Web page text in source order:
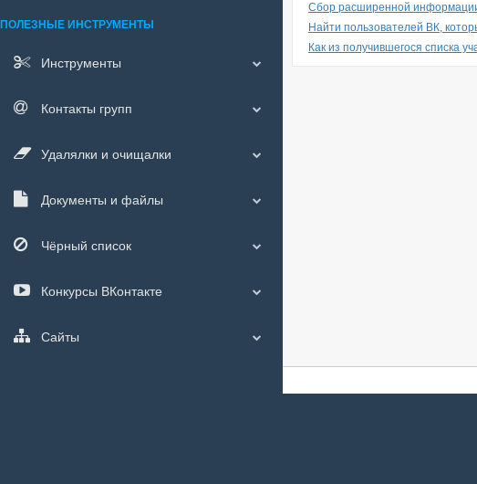
Сбор расширенной
Найти пользователей ВК,
Как из получившегося списка
ПОЛЕЗНЫЕ ИНСТРУМЕНТЫ
Инструменты
Контакты групп
Удалялки и очищалки
Документы и файлы
Чёрный список
Конкурсы ВКонтакте
Сайты